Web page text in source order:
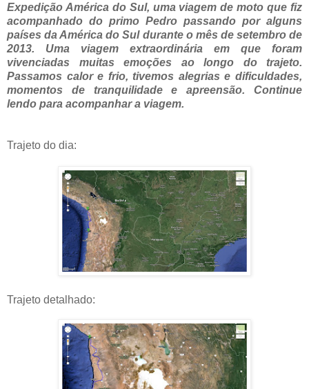
Expedição América do Sul, uma viagem de moto que fiz
acompanhado do primo Pedro passando por alguns
países da América do Sul durante o mês de setembro de
2013. Uma viagem extraordinária em que foram
vivenciadas muitas emoções ao longo do trajeto.
Passamos calor e frio, tivemos alegrias e dificuldades,
momentos de tranquilidade e apreensão. Continue
lendo para acompanhar a viagem.
Trajeto do dia:
Trajeto detalhado: